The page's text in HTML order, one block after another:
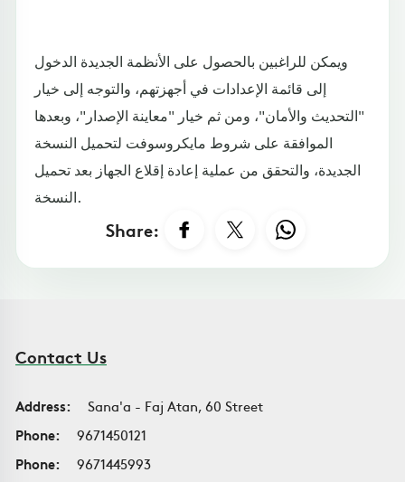
ويمكن للراغبين بالحصول على الأنظمة الجديدة الدخول
إلى قائمة الإعدادات في أجهزتهم، والتوجه إلى خيار
"التحديث والأمان"، ومن ثم خيار "معاينة الإصدار"، وبعدها
الموافقة على شروط مايكروسوفت لتحميل النسخة
الجديدة، والتحقق من عملية إعادة إقلاع الجهاز بعد تحميل
النسخة.
Share:
Contact Us
Address:
Sana'a - Faj Atan, 60 Street
Phone:
9671450121
Phone:
9671445993